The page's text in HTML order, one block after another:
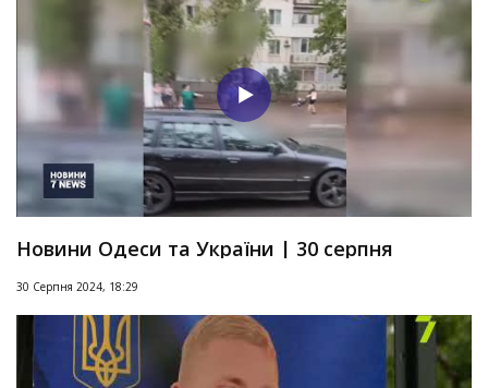
Новини Одеси та України | 30 серпня
30 Серпня 2024, 18:29